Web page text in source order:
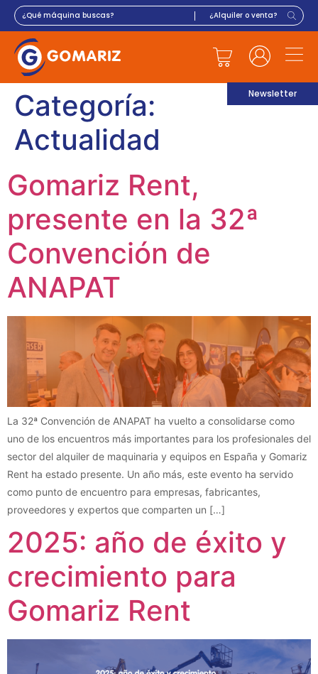
Newsletter
Categoría:
Actualidad
Gomariz Rent,
presente en la 32ª
Convención de
ANAPAT
La 32ª Convención de ANAPAT ha vuelto a consolidarse como
uno de los encuentros más importantes para los profesionales del
sector del alquiler de maquinaria y equipos en España y Gomariz
Rent ha estado presente. Un año más, este evento ha servido
como punto de encuentro para empresas, fabricantes,
proveedores y expertos que comparten un […]
2025: año de éxito y
crecimiento para
Gomariz Rent